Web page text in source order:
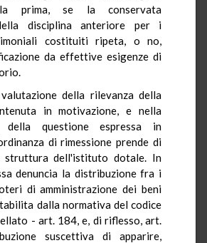
prima, se la conservata
disciplina anteriore per i
costituiti ripeta, o no,
da effettive esigenze di
della rilevanza della
in motivazione, e nella
della questione espressa in
di rimessione prende di
struttura dell'istituto dotale. In
denuncia la distribuzione fra i
di amministrazione dei beni
dalla normativa del codice
- art. 184, e, di riflesso, art.
suscettiva di apparire,